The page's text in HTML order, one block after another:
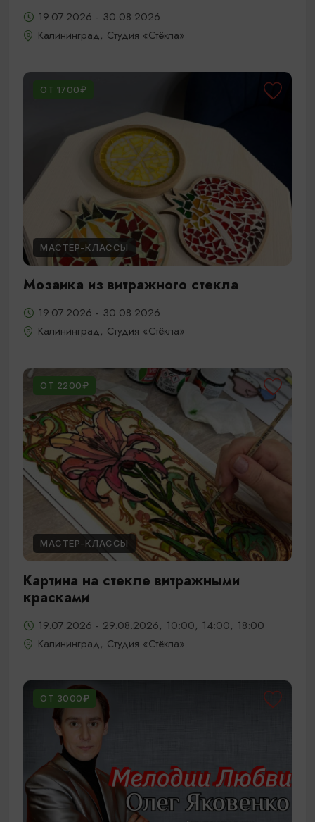
19.07.2026 - 30.08.2026
Калининград, Студия «Стёкла»
ОТ 1700₽
МАСТЕР-КЛАССЫ
Мозаика из витражного стекла
19.07.2026 - 30.08.2026
Калининград, Студия «Стёкла»
ОТ 2200₽
МАСТЕР-КЛАССЫ
Картина на стекле витражными
красками
19.07.2026 - 29.08.2026, 10:00, 14:00, 18:00
Калининград, Студия «Стёкла»
ОТ 3000₽